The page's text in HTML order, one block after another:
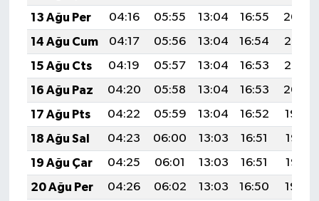
13 Ağu Per
04:16 05:55 13:04 16:55
20:04
14 Ağu Cum
04:17 05:56 13:04 16:54
20:03
15 Ağu Cts
04:19 05:57 13:04 16:53
20:02
16 Ağu Paz
04:20 05:58 13:04 16:53
20:00
17 Ağu Pts
04:22 05:59 13:04 16:52
19:59
18 Ağu Sal
04:23 06:00 13:03 16:51
19:57
19 Ağu Çar
04:25 06:01 13:03 16:51
19:56
20 Ağu Per
04:26 06:02 13:03 16:50
19:54